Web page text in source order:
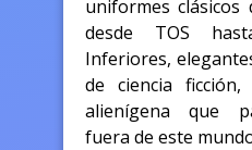
uniformes clásicos
desde TOS
Inferiores,
de ciencia
alienígena que
fuera de este